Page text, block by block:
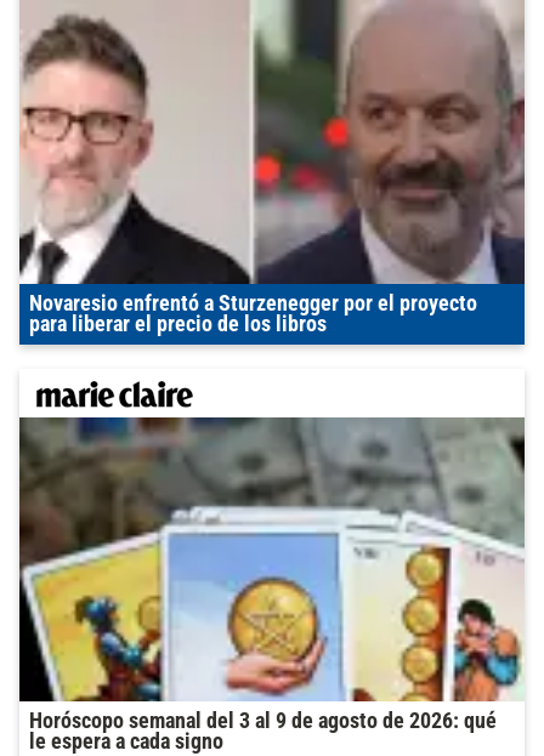
Novaresio enfrentó a Sturzenegger por el proyecto
para liberar el precio de los libros
Horóscopo semanal del 3 al 9 de agosto de 2026: qué
le espera a cada signo